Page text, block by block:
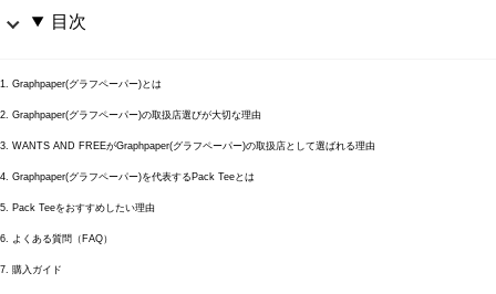
目次
1. Graphpaper(グラフペーパー)とは
2. Graphpaper(グラフペーパー)の取扱店選びが大切な理由
3. WANTS AND FREEがGraphpaper(グラフペーパー)の取扱店として選ばれる理由
4. Graphpaper(グラフペーパー)を代表するPack Teeとは
5. Pack Teeをおすすめしたい理由
6. よくある質問（FAQ）
7. 購入ガイド